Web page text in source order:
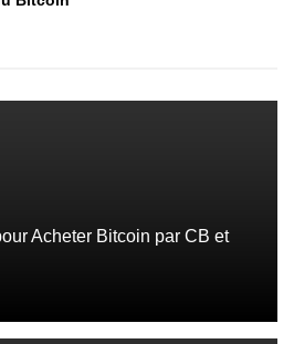
Acheter Bitcoin par CB et